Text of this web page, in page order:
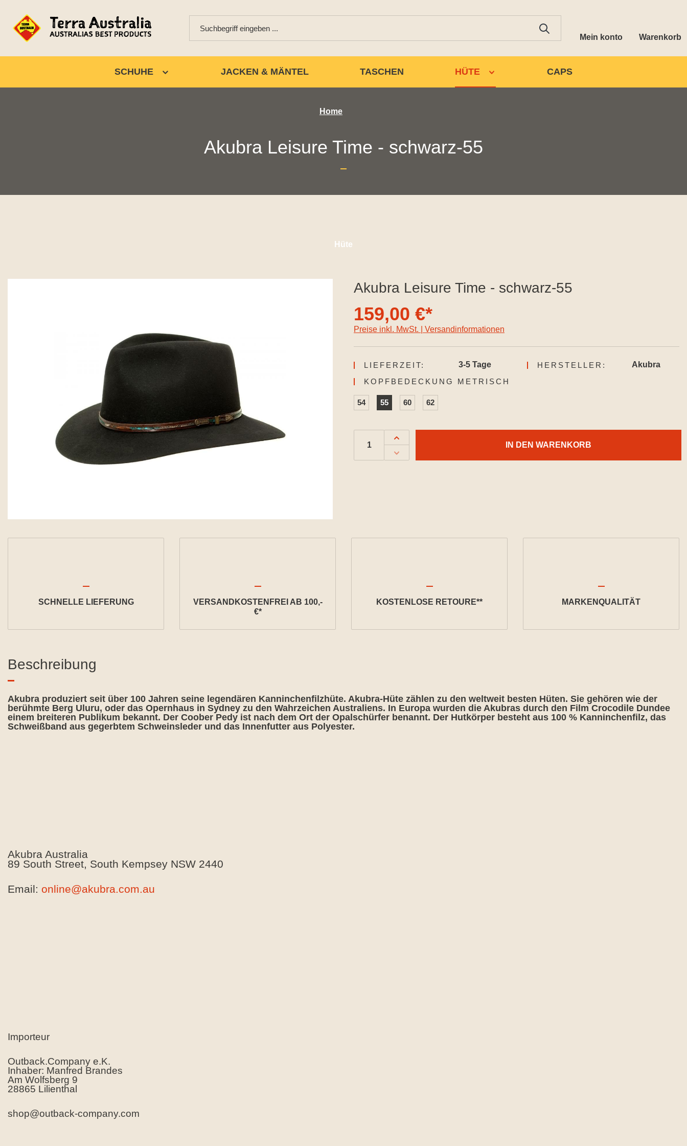
Mein konto Warenkorb
SCHUHE JACKEN & MÄNTEL TASCHEN HÜTE CAPS
Home
Akubra Leisure Time - schwarz-55
Hüte
Akubra Leisure Time - schwarz-55
159,00 €*
Preise inkl. MwSt. | Versandinformationen
LIEFERZEIT: 3-5 Tage HERSTELLER:
Akubra
KOPFBEDECKUNG METRISCH
54 55 60 62
IN DEN WARENKORB
SCHNELLE LIEFERUNG
VERSANDKOSTENFREI AB 100,-
€*
KOSTENLOSE RETOURE** MARKENQUALITÄT
Beschreibung
Akubra produziert seit über 100 Jahren seine legendären Kanninchenfilzhüte. Akubra-Hüte zählen zu den weltweit besten Hüten. Sie gehören wie der
berühmte Berg Uluru, oder das Opernhaus in Sydney zu den Wahrzeichen Australiens. In Europa wurden die Akubras durch den Film Crocodile Dundee
einem breiteren Publikum bekannt. Der Coober Pedy ist nach dem Ort der Opalschürfer benannt. Der Hutkörper besteht aus 100 % Kanninchenfilz, das
Schweißband aus gegerbtem Schweinsleder und das Innenfutter aus Polyester.
Akubra Australia
89 South Street, South Kempsey NSW 2440
Email: online@akubra.com.au
Importeur
Outback.Company e.K.
Inhaber: Manfred Brandes
Am Wolfsberg 9
28865 Lilienthal
shop@outback-company.com